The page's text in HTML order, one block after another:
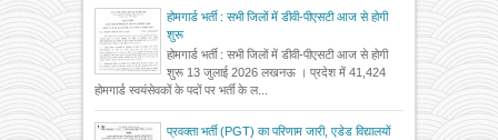
होमगार्ड भर्ती : सभी जिलों में डीवी-पीएसटी आज से होगी
शुरू
होमगार्ड भर्ती : सभी जिलों में डीवी-पीएसटी आज से होगी
शुरू 13 जुलाई 2026 लखनऊ । प्रदेश में 41,424
होमगार्ड स्वयंसेवकों के पदों पर भर्ती के ल...
प्रवक्ता भर्ती (PGT) का परिणाम जारी, एडेड विद्यालयों